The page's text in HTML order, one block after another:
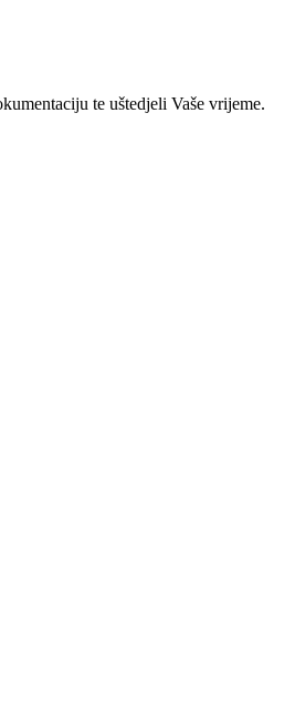
te uštedjeli Vaše vrijeme.